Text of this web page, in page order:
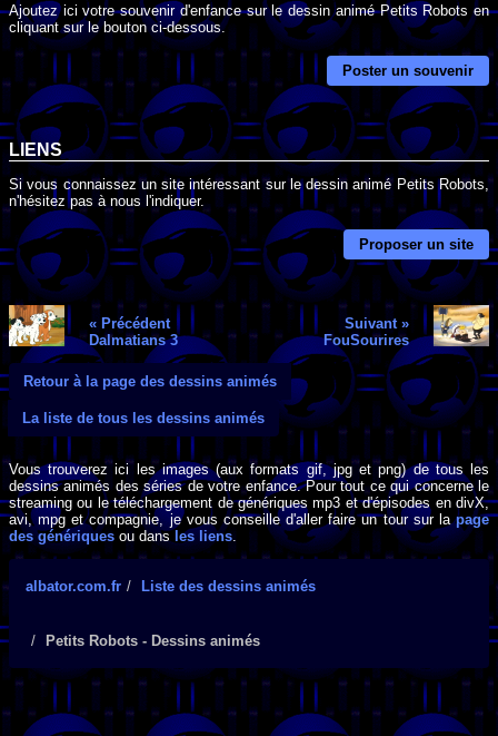
Ajoutez ici votre souvenir d'enfance sur le dessin animé Petits Robots en
cliquant sur le bouton ci-dessous.
Poster un souvenir
LIENS
Si vous connaissez un site intéressant sur le dessin animé Petits Robots,
n'hésitez pas à nous l'indiquer.
Proposer un site
« Précédent
Dalmatians 3
Suivant »
FouSourires
Retour à la page des dessins animés
La liste de tous les dessins animés
Vous trouverez ici les images (aux formats gif, jpg et png) de tous les
dessins animés des séries de votre enfance. Pour tout ce qui concerne le
streaming ou le téléchargement de génériques mp3 et d'épisodes en divX,
avi, mpg et compagnie, je vous conseille d'aller faire un tour sur lapage
des génériques ou dansles liens
albator.com.fr Liste des dessins animés
Petits Robots - Dessins animés